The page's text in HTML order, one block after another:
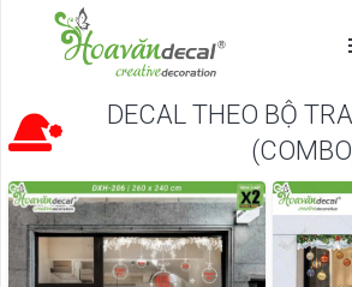
DECAL THEO BỘ